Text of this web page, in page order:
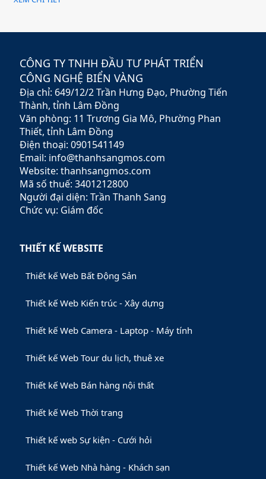
giải pháp đầu tư hiệu quả,
sứ mệnh hỗ trợ nhà đầu tư
chính vững chắc,
Rubypeace không chỉ cung
cấp các sản phẩm đa dạng
mà còn mang đến các dịch
vụ tư vấn chuyên nghiệp,
giúp khách hàng tối ưu hóa
lợi nhuận và giảm thiểu rủi
ro.
CÔNG TY TNHH ĐẦU TƯ PHÁT TRIỂN
CÔNG NGHỆ BIỂN VÀNG
Địa chỉ: 649/12/2 Trần Hưng Đạo, Phường Tiến
Thành, tỉnh Lâm Đồng
Văn phòng: 11 Trương Gia Mô, Phường Phan
Thiết, tỉnh Lâm Đồng
Điện thoại: 0901541149
Email: info@thanhsangmos.com
Website: thanhsangmos.com
Mã số thuế: 3401212800
Người đại diện: Trần Thanh Sang
Chức vụ: Giám đốc
THIẾT KẾ WEBSITE
Thiết kế Web Bất Động Sản
Thiết kế Web Kiến trúc - Xây dựng
Thiết kế Web Camera - Laptop - Máy tính
Thiết kế Web Tour du lịch, thuê xe
Thiết kế Web Bán hàng nội thất
Thiết kế Web Thời trang
Thiết kế web Sự kiện - Cưới hỏi
Thiết kế Web Nhà hàng - Khách sạn